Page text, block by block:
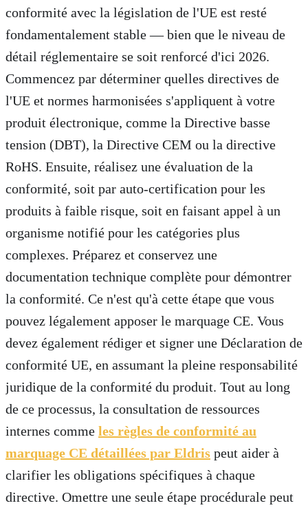
conformité avec la législation de l'UE est resté
fondamentalement stable — bien que le niveau de
détail réglementaire se soit renforcé d'ici 2026.
Commencez par déterminer quelles directives de
l'UE et normes harmonisées s'appliquent à votre
produit électronique, comme la Directive basse
tension (DBT), la Directive CEM ou la directive
RoHS. Ensuite, réalisez une évaluation de la
conformité, soit par auto-certification pour les
produits à faible risque, soit en faisant appel à un
organisme notifié pour les catégories plus
complexes. Préparez et conservez une
documentation technique complète pour démontrer
la conformité. Ce n'est qu'à cette étape que vous
pouvez légalement apposer le marquage CE. Vous
devez également rédiger et signer une Déclaration de
conformité UE, en assumant la pleine responsabilité
juridique de la conformité du produit. Tout au long
de ce processus, la consultation de ressources
internes comme les règles de conformité au
marquage CE détaillées par Eldris peut aider à
clarifier les obligations spécifiques à chaque
directive. Omettre une seule étape procédurale peut